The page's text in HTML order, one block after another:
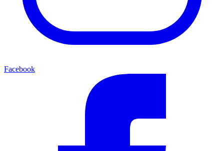
Facebook